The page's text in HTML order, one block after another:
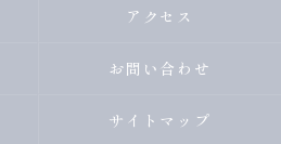
アクセス
お問い合わせ
サイトマップ